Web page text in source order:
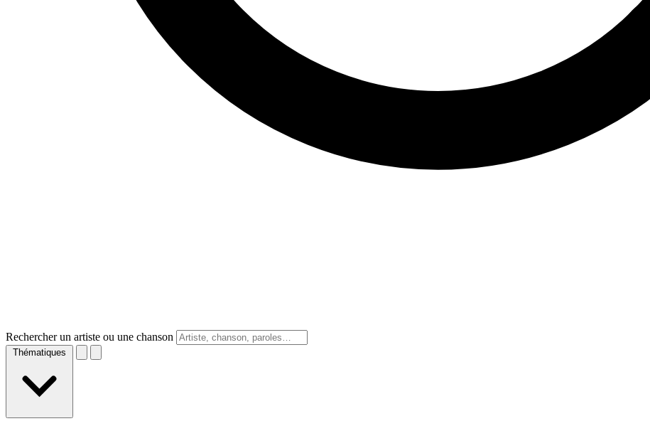
Rechercher un artiste ou une chanson
Thématiques